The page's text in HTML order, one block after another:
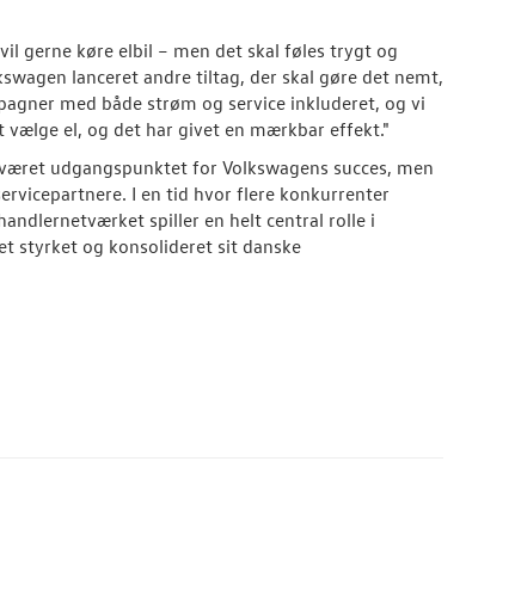
gerne køre elbil – men det skal føles trygt og
lanceret andre tiltag, der skal gøre det nemt,
med både strøm og service inkluderet, og vi
vælge el, og det har givet en mærkbar effekt."
udgangspunktet for Volkswagens succes, men
I en tid hvor flere konkurrenter
spiller en helt central rolle i
styrket og konsolideret sit danske